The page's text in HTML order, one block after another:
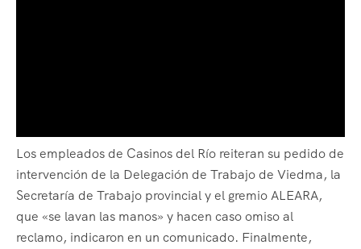
Los empleados de Casinos del Río reiteran su pedido de
intervención de la Delegación de Trabajo de Viedma, la
Secretaría de Trabajo provincial y el gremio ALEARA,
que «se lavan las manos» y hacen caso omiso al
reclamo, indicaron en un comunicado. Finalmente,